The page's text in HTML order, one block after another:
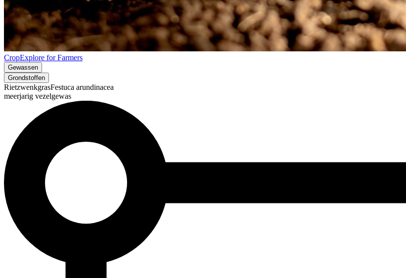
CropExplore for Farmers
Gewassen
Grondstoffen
RietzwenkgrasFestuca arundinacea
meerjarig vezelgewas